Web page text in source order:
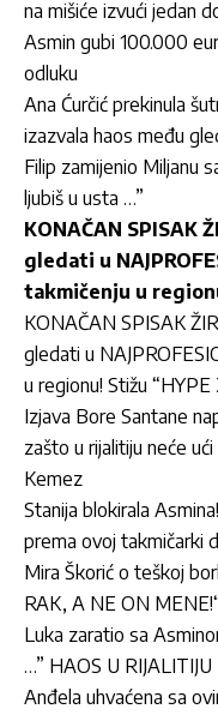
na mišiće izvući jedan
Asmin gubi 100.000
odluku
Ana Ćurčić prekinula
izazvala haos među
Filip zamijenio Miljanu
ljubiš u usta …”
KONAČAN SPISAK
gledati u
takmičenju u
KONAČAN SPISAK
gledati u
u regionu! Stižu
Izjava Bore Santane
zašto u rijalitiju neće
Kemez
Stanija blokirala
prema ovoj takmičarki
Mira Škorić o teškoj
RAK, A NE ON
Luka zaratio sa
…” HAOS U RIJALITIJU
Anđela uhvaćena sa